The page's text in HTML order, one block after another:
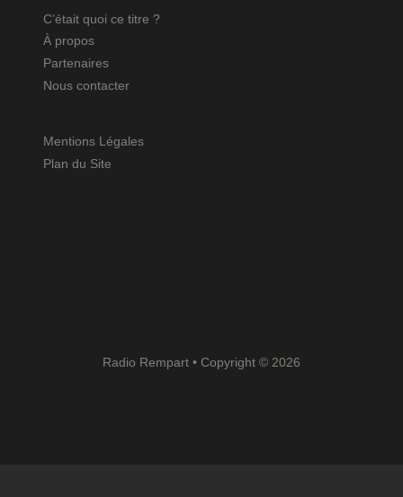
C’était quoi ce titre ?
À propos
Partenaires
Nous contacter
Mentions Légales
Plan du Site
Radio Rempart • Copyright © 2026